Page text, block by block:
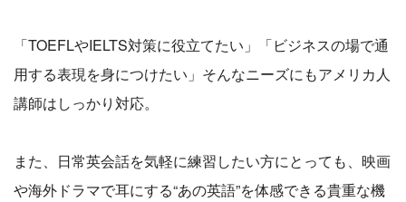
「TOEFLやIELTS対策に役立てたい」「ビジネスの場で通
用する表現を身につけたい」そんなニーズにもアメリカ人
講師はしっかり対応。
また、日常英会話を気軽に練習したい方にとっても、映画
や海外ドラマで耳にする“あの英語”を体感できる貴重な機